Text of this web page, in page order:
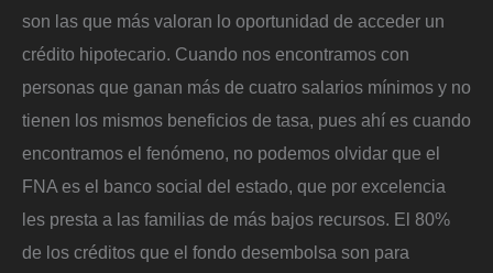
son las que más valoran lo oportunidad de acceder un
crédito hipotecario. Cuando nos encontramos con
personas que ganan más de cuatro salarios mínimos y no
tienen los mismos beneficios de tasa, pues ahí es cuando
encontramos el fenómeno, no podemos olvidar que el
FNA es el banco social del estado, que por excelencia
les presta a las familias de más bajos recursos. El 80%
de los créditos que el fondo desembolsa son para